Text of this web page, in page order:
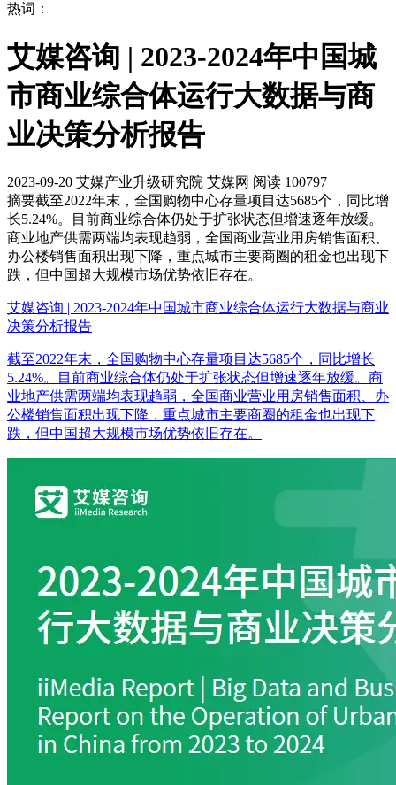
热词：
艾媒咨询 | 2023-2024年中国城
市商业综合体运行大数据与商
业决策分析报告
2023-09-20 艾媒产业升级研究院 艾媒网 阅读 100797
摘要截至2022年末，全国购物中心存量项目达5685个，同比增
长5.24%。目前商业综合体仍处于扩张状态但增速逐年放缓。
商业地产供需两端均表现趋弱，全国商业营业用房销售面积、
办公楼销售面积出现下降，重点城市主要商圈的租金也出现下
跌，但中国超大规模市场优势依旧存在。
艾媒咨询 | 2023-2024年中国城市商业综合体运行大数据与商业
决策分析报告
截至2022年末，全国购物中心存量项目达5685个，同比增长
5.24%。目前商业综合体仍处于扩张状态但增速逐年放缓。商
业地产供需两端均表现趋弱，全国商业营业用房销售面积、办
公楼销售面积出现下降，重点城市主要商圈的租金也出现下
跌，但中国超大规模市场优势依旧存在。